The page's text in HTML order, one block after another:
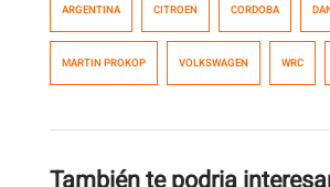
ARGENTINA CITROEN CORDOBA
MARTIN PROKOP VOLKSWAGEN WRC